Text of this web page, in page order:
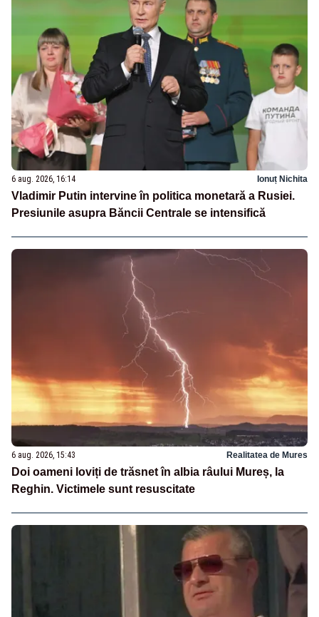
6 aug. 2026, 16:14 Ionuț Nichita
Vladimir Putin intervine în politica monetară a Rusiei.
Presiunile asupra Băncii Centrale se intensifică
6 aug. 2026, 15:43 Realitatea de Mures
Doi oameni loviți de trăsnet în albia râului Mureș, la
Reghin. Victimele sunt resuscitate